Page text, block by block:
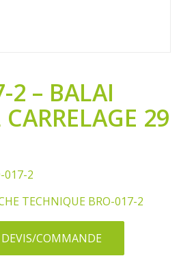
2 – BALAI
29
017-2
TECHNIQUE BRO-017-2
COMMANDE